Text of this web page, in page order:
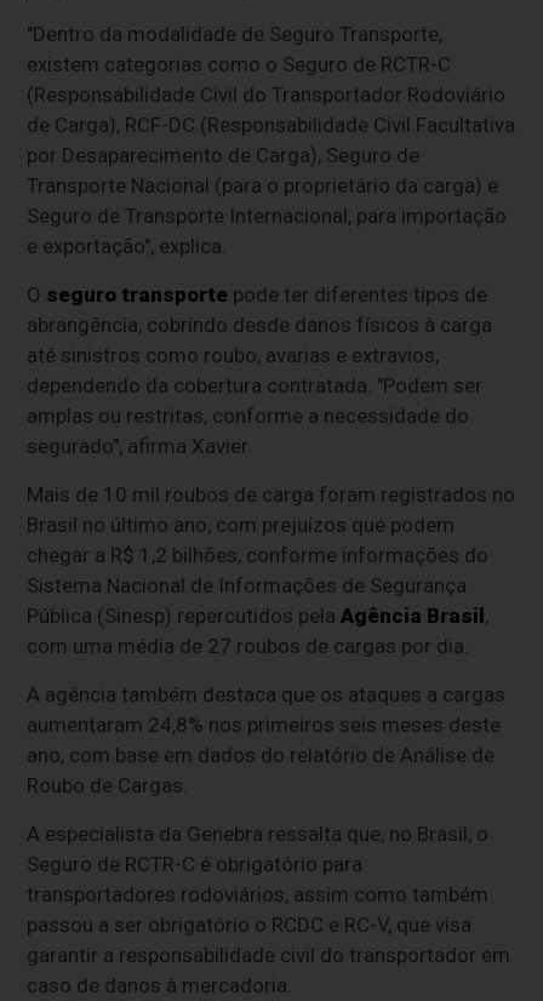
"Dentro da modalidade de Seguro Transporte,
existem categorias como o Seguro de RCTR-C
(Responsabilidade Civil do Transportador Rodoviário
de Carga), RCF-DC (Responsabilidade Civil Facultativa
por Desaparecimento de Carga), Seguro de
Transporte Nacional (para o proprietário da carga) e
Seguro de Transporte Internacional, para importação
e exportação", explica.
O seguro transporte pode ter diferentes tipos de
abrangência, cobrindo desde danos físicos à carga
até sinistros como roubo, avarias e extravios,
dependendo da cobertura contratada. "Podem ser
amplas ou restritas, conforme a necessidade do
segurado", afirma Xavier.
Mais de 10 mil roubos de carga foram registrados no
Brasil no último ano, com prejuízos que podem
chegar a R$ 1,2 bilhões, conforme informações do
Sistema Nacional de Informações de Segurança
Pública (Sinesp) repercutidos pelaAgência Brasil ,
com uma média de 27 roubos de cargas por dia.
A agência também destaca que os ataques a cargas
aumentaram 24,8% nos primeiros seis meses deste
ano, com base em dados do relatório de Análise de
Roubo de Cargas.
A especialista da Genebra ressalta que, no Brasil, o
Seguro de RCTR-C é obrigatório para
transportadores rodoviários, assim como também
passou a ser obrigatório o RCDC e RC-V, que visa
garantir a responsabilidade civil do transportador em
caso de danos à mercadoria.